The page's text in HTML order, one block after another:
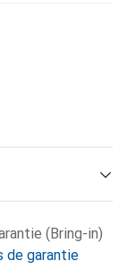
(Bring-in)
de garantie